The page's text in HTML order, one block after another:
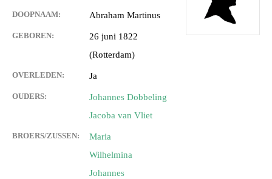
DOOPNAAM: Abraham Martinus
GEBOREN:
26 juni 1822
(Rotterdam)
OVERLEDEN: Ja
OUDERS:
Johannes Dobbeling
Jacoba van Vliet
BROERS/ZUSSEN:
Maria
Wilhelmina
Johannes